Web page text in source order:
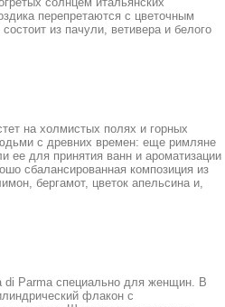
перепретаются с цветочным
из пачули, ветивера и белого
на холмистых полях и горных
с древних времен: еще римляне
ее для принятия ванн и ароматизации
сбалансированная композиция из
бергамот, цветок апельсина и,
di Parma специально для женщин. В
флакон с